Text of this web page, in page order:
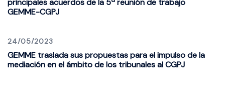
GEMME-CGPJ
24/05/2023
GEMME traslada sus propuestas para el impulso de la
mediación en el ámbito de los tribunales al CGPJ